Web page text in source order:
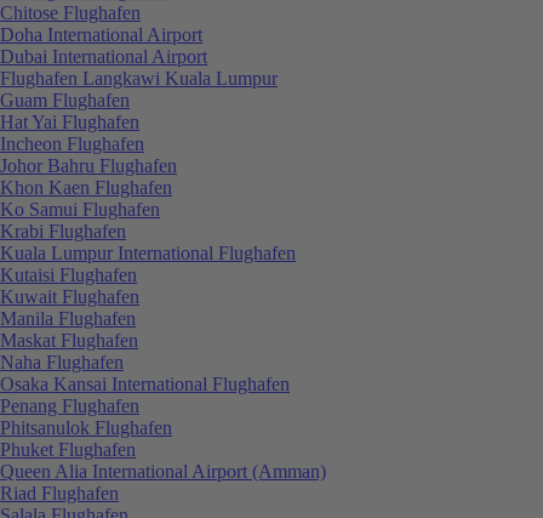
Chitose Flughafen
Doha International Airport
Dubai International Airport
Flughafen Langkawi Kuala Lumpur
Guam Flughafen
Hat Yai Flughafen
Incheon Flughafen
Johor Bahru Flughafen
Khon Kaen Flughafen
Ko Samui Flughafen
Krabi Flughafen
Kuala Lumpur International Flughafen
Kutaisi Flughafen
Kuwait Flughafen
Manila Flughafen
Maskat Flughafen
Naha Flughafen
Osaka Kansai International Flughafen
Penang Flughafen
Phitsanulok Flughafen
Phuket Flughafen
Queen Alia International Airport (Amman)
Riad Flughafen